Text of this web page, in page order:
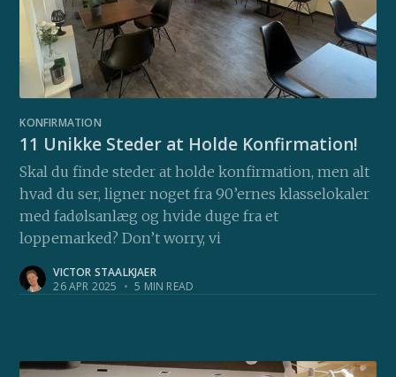
KONFIRMATION
11 Unikke Steder at Holde Konfirmation!
Skal du finde steder at holde konfirmation, men alt
hvad du ser, ligner noget fra 90’ernes klasselokaler
med fadølsanlæg og hvide duge fra et
loppemarked? Don’t worry, vi
VICTOR STAALKJAER
26 APR 2025 • 5 MIN READ